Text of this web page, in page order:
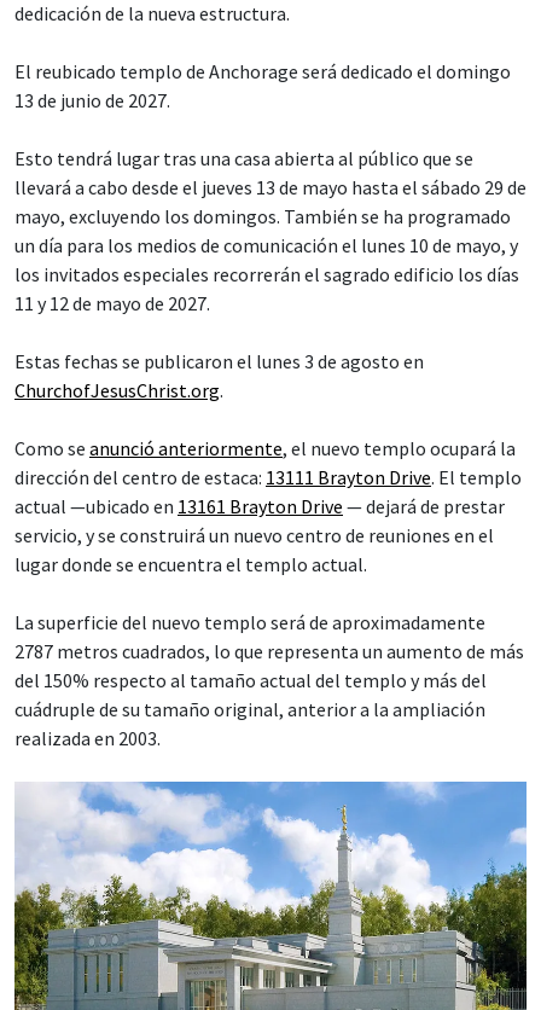
dedicación de la nueva estructura.
El reubicado templo de Anchorage será dedicado el domingo
13 de junio de 2027.
Esto tendrá lugar tras una casa abierta al público que se
llevará a cabo desde el jueves 13 de mayo hasta el sábado 29 de
mayo, excluyendo los domingos. También se ha programado
un día para los medios de comunicación el lunes 10 de mayo, y
los invitados especiales recorrerán el sagrado edificio los días
11 y 12 de mayo de 2027.
Estas fechas se publicaron el lunes 3 de agosto en
ChurchofJesusChrist.org.
Como se anunció anteriormente, el nuevo templo ocupará la
dirección del centro de estaca: 13111 Brayton Drive. El templo
actual —ubicado en 13161 Brayton Drive — dejará de prestar
servicio, y se construirá un nuevo centro de reuniones en el
lugar donde se encuentra el templo actual.
La superficie del nuevo templo será de aproximadamente
2787 metros cuadrados, lo que representa un aumento de más
del 150% respecto al tamaño actual del templo y más del
cuádruple de su tamaño original, anterior a la ampliación
realizada en 2003.